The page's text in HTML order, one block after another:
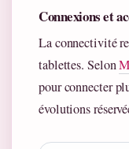
Connexions et
La connectivité
tablettes. Selon
pour connecter
évolutions